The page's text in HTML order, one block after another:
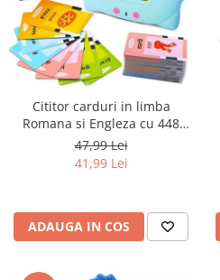
Tablite educative
Cititor carduri in limba
Romana si Engleza cu 448
cuvinte, 224 imagini,
dezvoltare vocabular, albastru
47,99 Lei
41,99 Lei
ADAUGA IN COS